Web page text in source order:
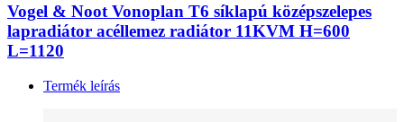
Vogel & Noot Vonoplan T6 síklapú középszelepes
lapradiátor acéllemez radiátor 11KVM H=600
L=1120
Termék leírás